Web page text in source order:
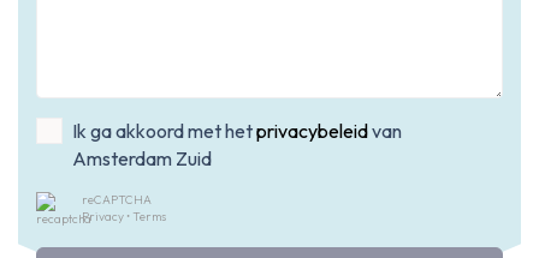
Ik ga akkoord met hetprivacybeleidvan
Amsterdam Zuid
reCAPTCHA
Privacy • Terms